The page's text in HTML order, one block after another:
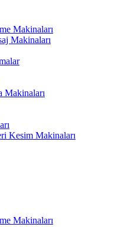
Makinaları
Makinaları
Makinaları
Kesim Makinaları
Makinaları